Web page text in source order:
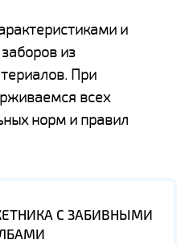
и
из
При
всех
норм и правил
С ЗАБИВНЫМИ